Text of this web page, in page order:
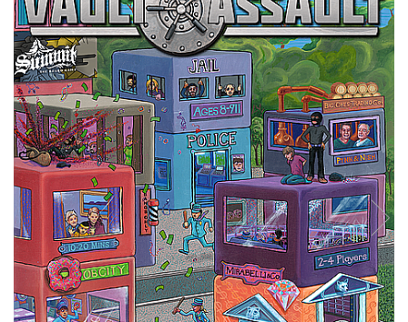
Jocuri pentru copii
Smart Games
Puzzle-uri logice
Jocuri cu miniaturi
Battletech
Final Girl - solo game
Miniaturi Arkham Horror
Miniaturi HEROCLIX
Accesorii pentru boardgames
Protectii carti (Sleeves)
Playmats
Deck Boxes/Cutii pentru carti